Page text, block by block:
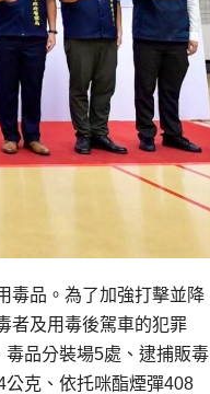
毒品。為了加強打擊並降
者及用毒後駕車的犯罪
品分裝場5處、逮捕販毒
克、依托咪酯煙彈408